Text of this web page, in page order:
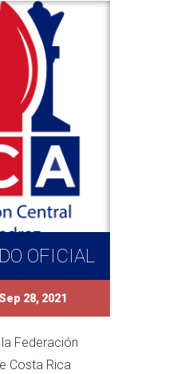
OFICIAL
28, 2021
Federación
Costa Rica